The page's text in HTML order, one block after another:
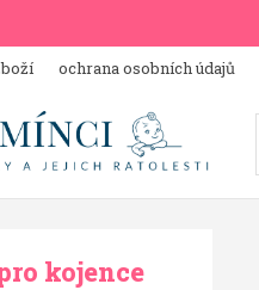
ochrana osobních údajů
kojence